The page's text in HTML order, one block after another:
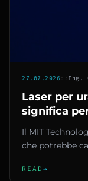
27.07.2026:: Ing.
Laser per
significa
Il MIT
che potrebbe
READ →